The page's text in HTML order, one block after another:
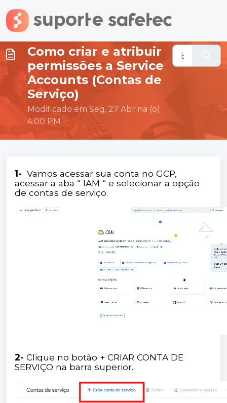
Ir para o conteúdo principal
Como criar e atribuir
permissões a Service
Accounts (Contas de
Serviço)
Modificado em Seg, 27 Abr na (o)
4:00 PM
1- Vamos acessar sua conta no GCP,
acessar a aba “ IAM “ e selecionar a opção
de contas de serviço.
2- Clique no botão + CRIAR CONTA DE
SERVIÇO na barra superior.